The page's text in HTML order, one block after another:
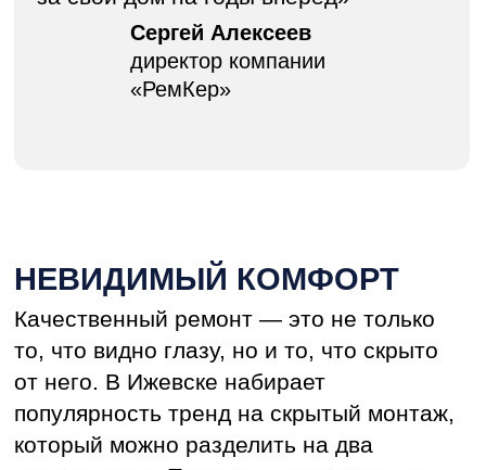
а вопрос здоровья и правильного
подхода к обустройству жилья», —
добавил директор «РемКер».
комнате выводятся компактные
пневморозетки — достаточно подключить
к ним шланг, и можно начинать уборку.
попадает в центральный блок.
Что касается дизайнерских приемов,
то здесь лидируют скрытые двери. Они
полностью интегрируются в стену,